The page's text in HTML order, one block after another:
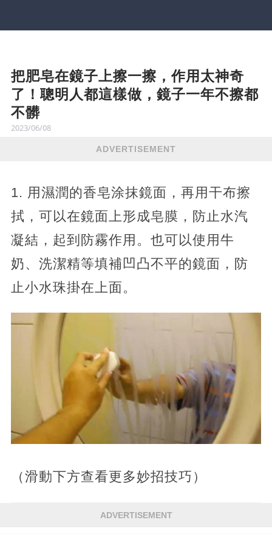
把肥皂在鏡子上擦一擦，作用太神奇
了！聰明人都這樣做，鏡子一年不擦都
不髒
2023/06/08
ADVERTISEMENT
1. 用濕潤的香皂涂抹鏡面，再用干布擦
拭，可以在鏡面上形成皂膜，防止水汽
凝結，起到防霧作用。也可以使用牛
奶、洗潔精等填補凹凸不平的鏡面，防
止小水珠掛在上面。
（滑動下方查看更多妙招技巧）
ADVERTISEMENT